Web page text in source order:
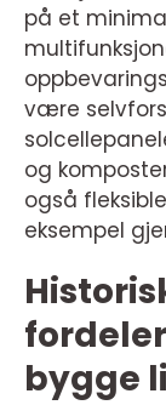
på et
være
og
også
eksempel
bygge